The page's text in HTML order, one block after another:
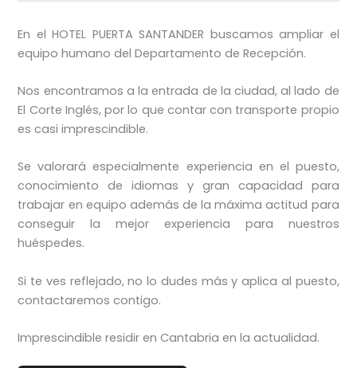
En el HOTEL PUERTA SANTANDER buscamos ampliar el
equipo humano del Departamento de Recepción.
Nos encontramos a la entrada de la ciudad, al lado de
El Corte Inglés, por lo que contar con transporte propio
es casi imprescindible.
Se valorará especialmente experiencia en el puesto,
conocimiento de idiomas y gran capacidad para
trabajar en equipo además de la máxima actitud para
conseguir la mejor experiencia para nuestros
huéspedes.
Si te ves reflejado, no lo dudes más y aplica al puesto,
contactaremos contigo.
Imprescindible residir en Cantabria en la actualidad.